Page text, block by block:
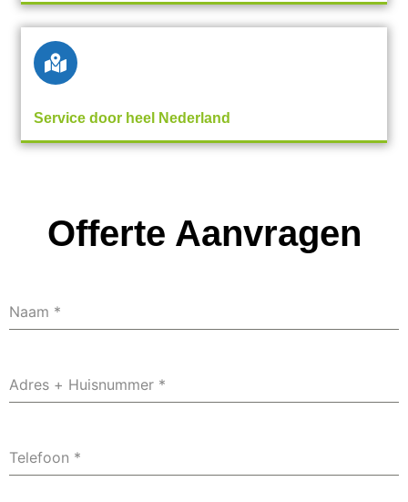
Service door heel Nederland
Offerte Aanvragen
Naam *
Adres + Huisnummer *
Telefoon *